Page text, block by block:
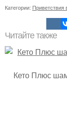
Категории: Приветствия
Читайте также
Кето Плюс